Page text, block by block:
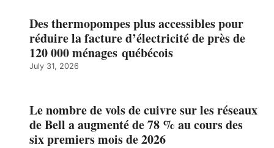
Des thermopompes plus accessibles pour
réduire la facture d’électricité de près de
120 000 ménages québécois
July 31, 2026
Le nombre de vols de cuivre sur les réseaux
de Bell a augmenté de 78 % au cours des
six premiers mois de 2026